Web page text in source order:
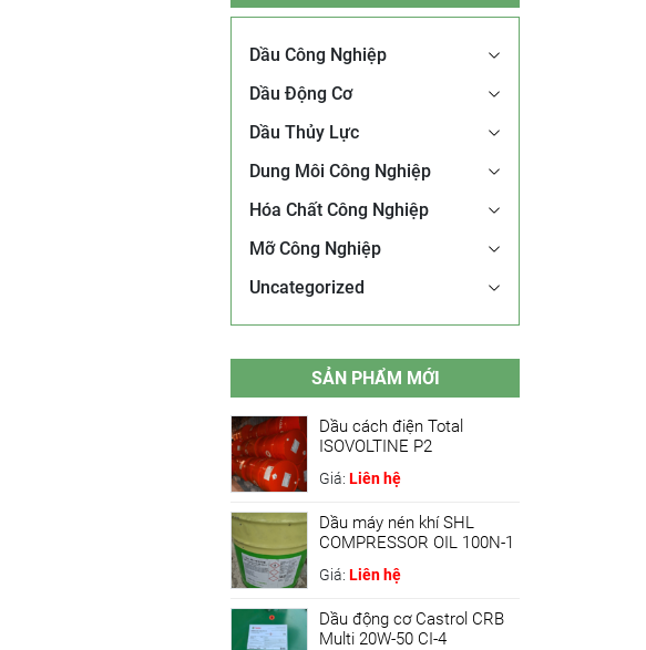
Dầu Công Nghiệp
Dầu Động Cơ
Dầu Thủy Lực
Dung Môi Công Nghiệp
Hóa Chất Công Nghiệp
Mỡ Công Nghiệp
Uncategorized
SẢN PHẨM MỚI
Dầu cách điện Total
ISOVOLTINE P2
Giá: Liên hệ
Dầu máy nén khí SHL
COMPRESSOR OIL 100N-1
Giá: Liên hệ
Dầu động cơ Castrol CRB
Multi 20W-50 CI-4